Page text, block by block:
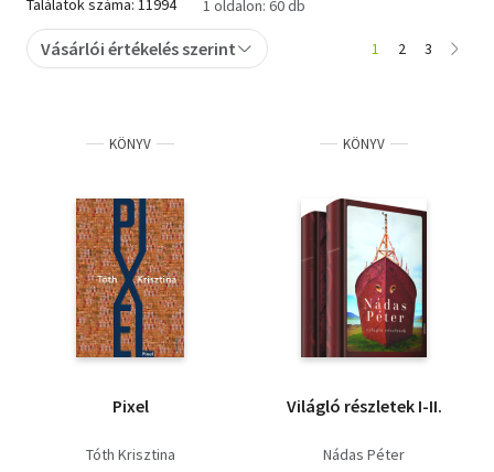
Szótár, nyelvkönyv
Tankönyv, segédkönyv
Történelem
Egyéb
Találatok száma: 11994 1 oldalon: 60 db
Vásárlói értékelés szerint 1 2 3
KÖNYV
Pixel
Tóth Krisztina
KÖNYV
Világló részletek I-II.
Nádas Péter